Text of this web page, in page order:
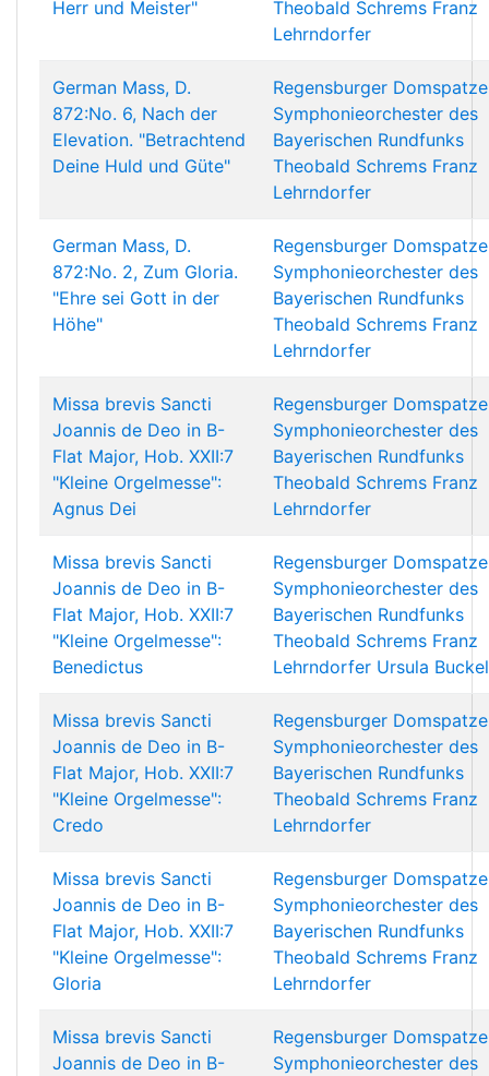
Herr und Meister"
Theobald Schrems Franz
Lehrndorfer
German Mass, D.
872:No. 6, Nach der
Elevation. "Betrachtend
Deine Huld und Güte"
Regensburger
Symphonieorchester des
Bayerischen Rundfunks
Theobald Schrems Franz
Lehrndorfer
German Mass, D.
872:No. 2, Zum Gloria.
"Ehre sei Gott in der
Höhe"
Regensburger
Symphonieorchester des
Bayerischen Rundfunks
Theobald Schrems Franz
Lehrndorfer
Missa brevis Sancti
Joannis de Deo in B-
Flat Major, Hob. XXII:7
"Kleine Orgelmesse":
Agnus Dei
Regensburger
Symphonieorchester des
Bayerischen Rundfunks
Theobald Schrems Franz
Lehrndorfer
Missa brevis Sancti
Joannis de Deo in B-
Flat Major, Hob. XXII:7
"Kleine Orgelmesse":
Benedictus
Regensburger
Symphonieorchester des
Bayerischen Rundfunks
Theobald Schrems Franz
Lehrndorfer Ursula Buckel
Missa brevis Sancti
Joannis de Deo in B-
Flat Major, Hob. XXII:7
"Kleine Orgelmesse":
Credo
Regensburger
Symphonieorchester des
Bayerischen Rundfunks
Theobald Schrems Franz
Lehrndorfer
Missa brevis Sancti
Joannis de Deo in B-
Flat Major, Hob. XXII:7
"Kleine Orgelmesse":
Gloria
Regensburger
Symphonieorchester des
Bayerischen Rundfunks
Theobald Schrems Franz
Lehrndorfer
Missa brevis Sancti
Joannis de Deo in B-
Regensburger
Symphonieorchester des